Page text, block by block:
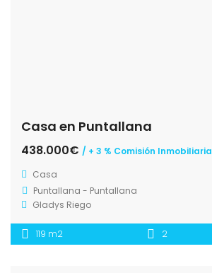
Casa en Puntallana
438.000€ / + 3 % Comisión Inmobiliaria
Casa
Puntallana - Puntallana
Gladys Riego
119 m2 2